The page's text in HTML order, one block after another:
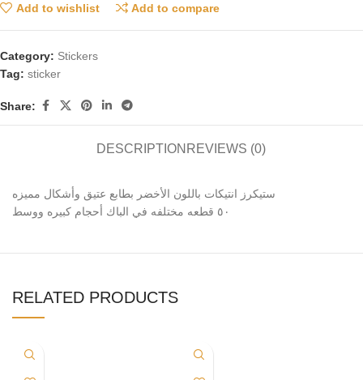
Add to wishlist Add to compare
Category: Stickers
Tag: sticker
Share:
DESCRIPTION REVIEWS (0)
ستيكرز انتيكات باللون الأخضر بطابع عتيق وأشكال مميزه
٥٠ قطعه مختلفه في الباك أحجام كبيره ووسط
RELATED PRODUCTS